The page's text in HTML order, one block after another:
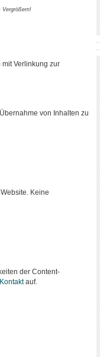
Vergrößern!
Verlinkung zur
von Inhalten zu
Keine
der Content-
Kontaktauf.